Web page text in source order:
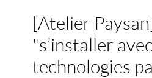
[Atelier
"s’installer
technologies